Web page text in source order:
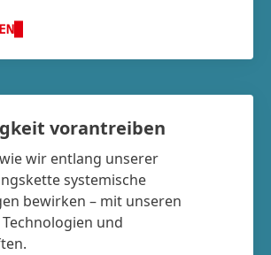
vorantreiben
wir entlang unserer
systemische
bewirken – mit unseren
und